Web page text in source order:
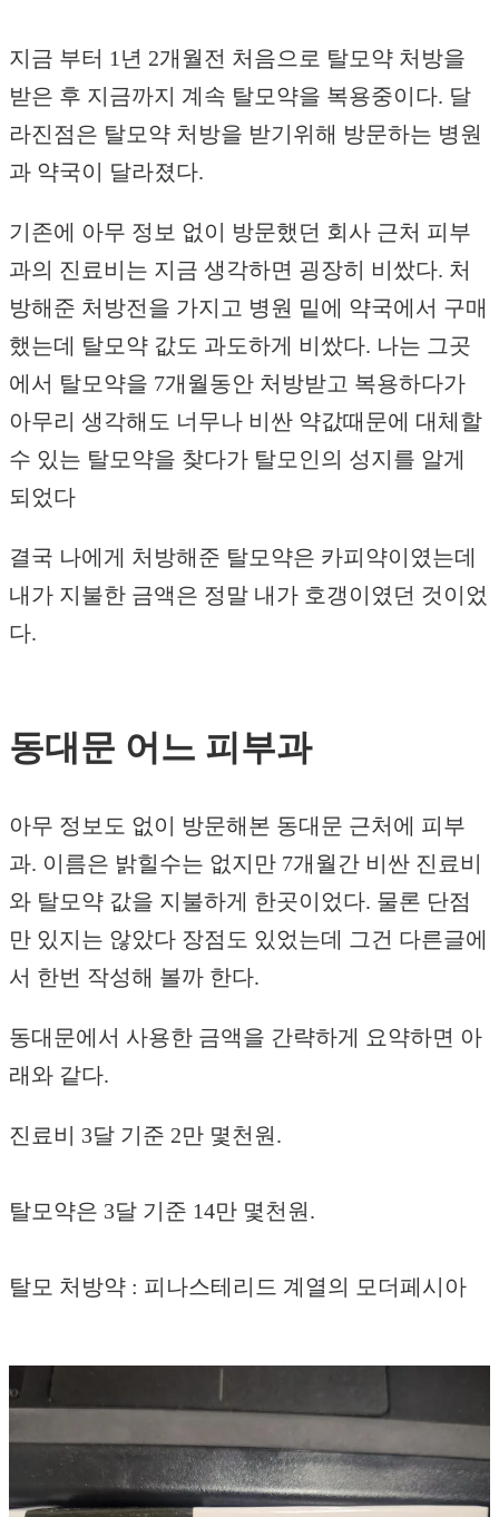
지금 부터 1년 2개월전 처음으로 탈모약 처방을
받은 후 지금까지 계속 탈모약을 복용중이다. 달
라진점은 탈모약 처방을 받기위해 방문하는 병원
과 약국이 달라졌다.
기존에 아무 정보 없이 방문했던 회사 근처 피부
과의 진료비는 지금 생각하면 굉장히 비쌌다. 처
방해준 처방전을 가지고 병원 밑에 약국에서 구매
했는데 탈모약 값도 과도하게 비쌌다. 나는 그곳
에서 탈모약을 7개월동안 처방받고 복용하다가
아무리 생각해도 너무나 비싼 약값때문에 대체할
수 있는 탈모약을 찾다가 탈모인의 성지를 알게
되었다
결국 나에게 처방해준 탈모약은 카피약이였는데
내가 지불한 금액은 정말 내가 호갱이였던 것이었
다.
동대문 어느 피부과
아무 정보도 없이 방문해본 동대문 근처에 피부
과. 이름은 밝힐수는 없지만 7개월간 비싼 진료비
와 탈모약 값을 지불하게 한곳이었다. 물론 단점
만 있지는 않았다 장점도 있었는데 그건 다른글에
서 한번 작성해 볼까 한다.
동대문에서 사용한 금액을 간략하게 요약하면 아
래와 같다.
진료비 3달 기준 2만 몇천원.
탈모약은 3달 기준 14만 몇천원.
탈모 처방약 : 피나스테리드 계열의 모더페시아